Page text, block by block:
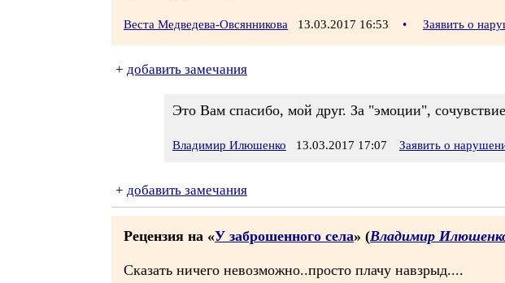
Веста Медведева-Овсянникова 13.03.2017 16:53 • Заявить о
+ добавить замечания
Это Вам спасибо, мой друг. За "эмоции",
Владимир Илюшенко 13.03.2017 17:07 Заявить о
+ добавить замечания
Рецензия на «У заброшенного села» (Владимир
Сказать ничего невозможно..просто плачу навзрыд....